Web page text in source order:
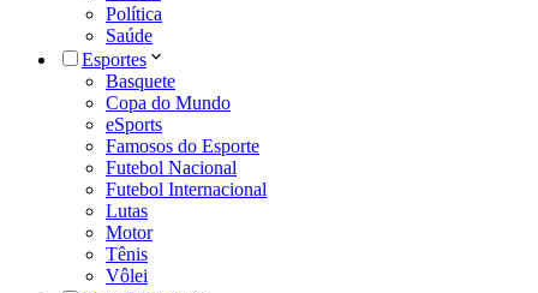
Política
Saúde
Esportes
Basquete
Copa do Mundo
eSports
Famosos do Esporte
Futebol Nacional
Futebol Internacional
Lutas
Motor
Tênis
Vôlei